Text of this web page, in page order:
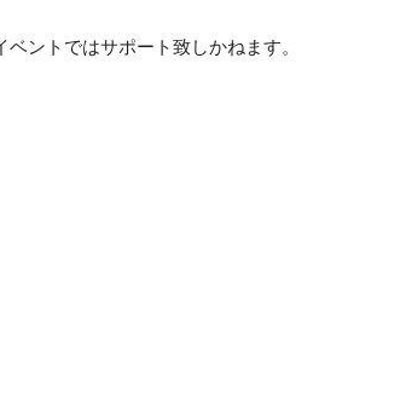
ントではサポート致しかねます。